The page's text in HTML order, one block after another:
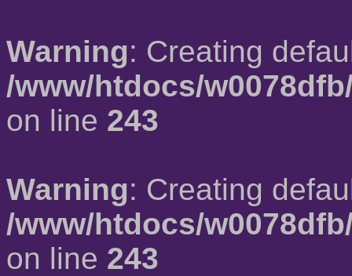
Warning: Creating
/www/htdocs/
on line 243
Warning: Creating
/www/htdocs/
on line 243